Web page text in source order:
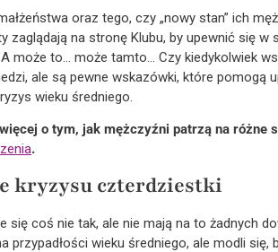
oraz tego, czy „nowy stan” ich
zaglądają na stronę Klubu, by upewnić się w
może to… może tamto… Czy kiedykolwiek
ale są pewne wskazówki, które pomogą
wieku średniego.
o tym, jak mężczyźni patrzą na różne
.
kryzysu czterdziestki
się coś nie tak, ale nie mają na to żadnych
przypadłości wieku średniego, ale modli